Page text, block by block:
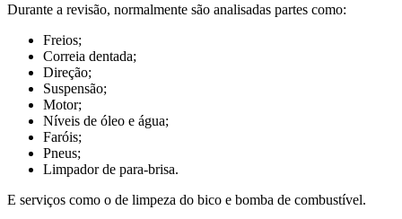
Durante a revisão, normalmente são analisadas partes como:
Freios;
Correia dentada;
Direção;
Suspensão;
Motor;
Níveis de óleo e água;
Faróis;
Pneus;
Limpador de para-brisa.
E serviços como o de limpeza do bico e bomba de combustível.